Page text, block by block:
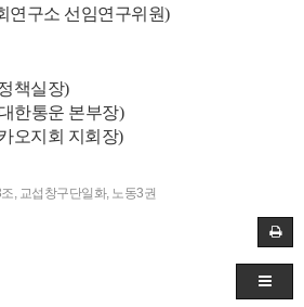
연구소 선임연구위원)
책실장)
한통운 본부장)
오지회 지회장)
, 교섭창구단일화, 노동3권